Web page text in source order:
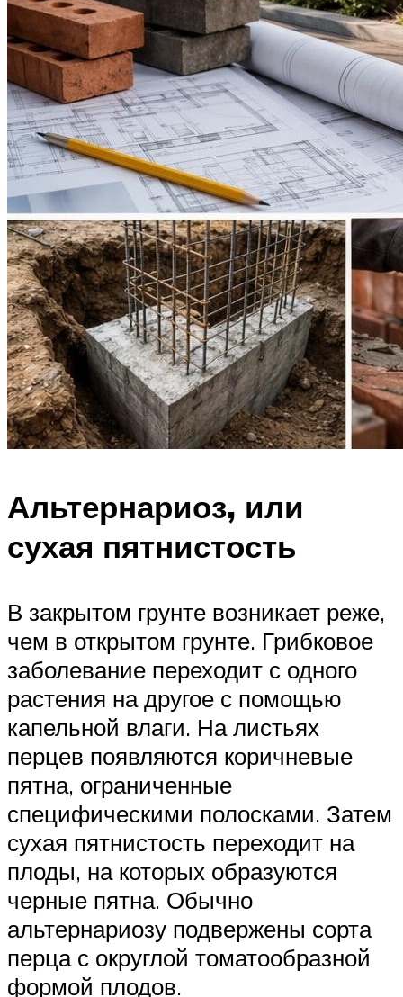
Альтернариоз, или
сухая пятнистость
В закрытом грунте возникает реже,
чем в открытом грунте. Грибковое
заболевание переходит с одного
растения на другое с помощью
капельной влаги. На листьях
перцев появляются коричневые
пятна, ограниченные
специфическими полосками. Затем
сухая пятнистость переходит на
плоды, на которых образуются
черные пятна. Обычно
альтернариозу подвержены сорта
перца с округлой томатообразной
формой плодов.